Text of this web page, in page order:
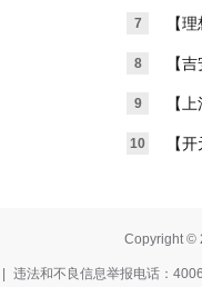
7 【
8
【
9 【
10 【
Copyright ©
违法和不良信息举报电话：